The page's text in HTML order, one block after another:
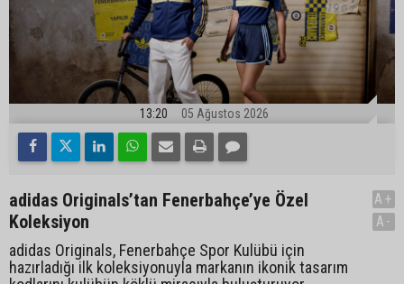
13:20 05 Ağustos 2026
adidas Originals’tan Fenerbahçe’ye Özel
Koleksiyon
adidas Originals, Fenerbahçe Spor Kulübü için
hazırladığı ilk koleksiyonuyla markanın ikonik tasarım
A+
A-